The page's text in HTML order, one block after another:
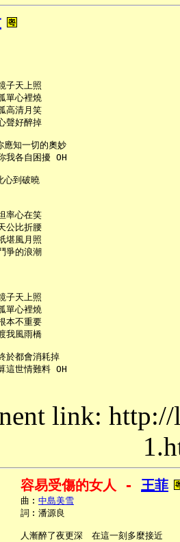
子天上照
單心裡燒
高清月笑
聲好醉掉
應知一切的奧妙
我各自困擾 OH
心到破曉
率心在笑
公比折腰
堪風月照
爭的浪潮
子天上照
單心裡燒
本不重要
我風雨橋
於都會消耗掉
這世情難料 OH
link:
容易受傷的女人 - 王菲
曲︰
中島美雪
詞︰潘源良
人漸醉了夜更深　在這一刻多麼接近